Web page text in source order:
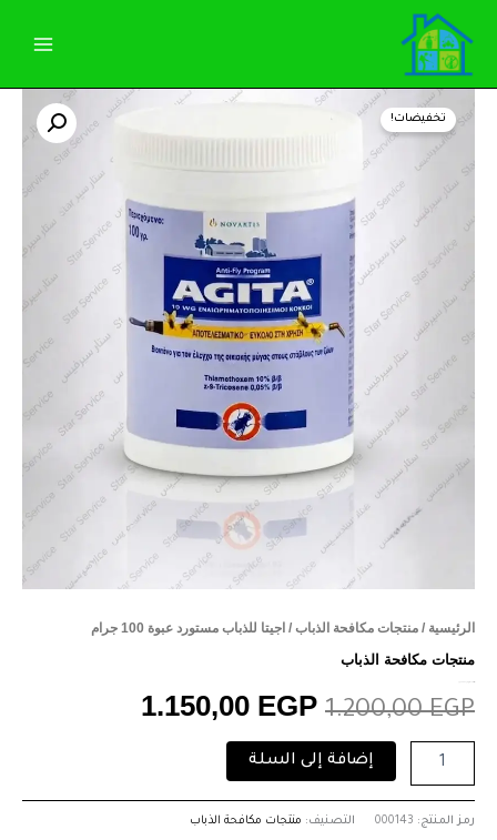
المحتوى
تخفيضات!
الرئيسية / منتجات مكافحة الذباب / اجيتا للذباب مستورد عبوة 100 جرام
منتجات مكافحة الذباب
1.200,00EGP
السعر
هو:
1.200,00 EGP.
1.150,00 EGP
السعر
الحالي
هو:
1.150,00 EGP.
اجيتا
للذباب
مستورد
عبوة
إضافة إلى السلة
رمز المنتج: 000143 التصنيف: منتجات مكافحة الذباب